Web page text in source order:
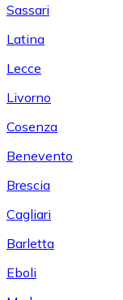
Sassari
Latina
Lecce
Livorno
Cosenza
Benevento
Brescia
Cagliari
Barletta
Eboli